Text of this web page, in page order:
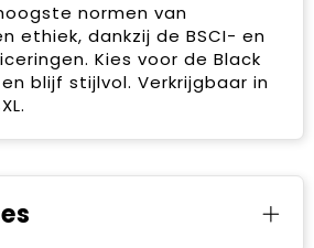
normen van
ethiek, dankzij de BSCI- en
Kies voor de Black
blijf stijlvol. Verkrijgbaar in